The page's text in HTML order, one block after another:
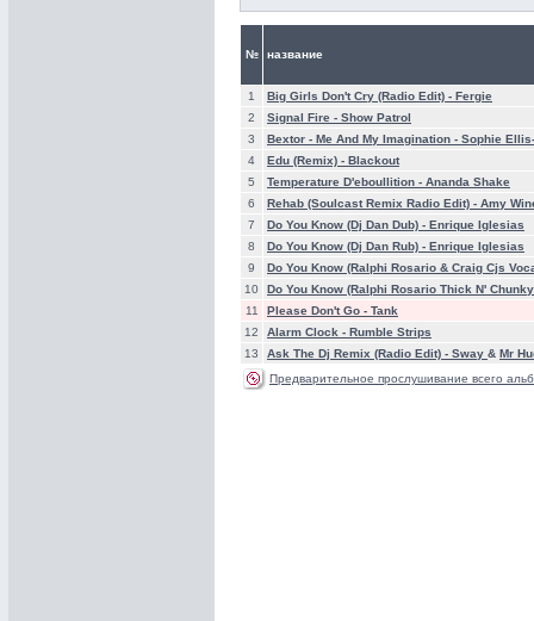
№ название
1 Big Girls Don't Cry (Radio Edit) - Fergie
2
Signal Fire - Show Patrol
3
Bextor - Me And My Imagination - Sophie
4
Edu (Remix) - Blackout
5
Temperature D'eboullition - Ananda Shake
6
Rehab (Soulcast Remix Radio Edit) - Amy
7
Do You Know (Dj Dan Dub) - Enrique Iglesias
8
Do You Know (Dj Dan Rub) - Enrique Iglesias
9
Do You Know (Ralphi Rosario & Craig Cjs
10
Do You Know (Ralphi Rosario Thick N'
11
Please Don't Go - Tank
12
Alarm Clock - Rumble Strips
13
Ask The Dj Remix (Radio Edit) - Sway & Mr
Предварительное прослушивание всего